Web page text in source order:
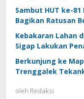
Sambut HUT ke-
Bagikan Ratusan
Kebakaran Lahan
Sigap Lakukan
Berkunjung ke
Trenggalek
oleh Redaksi